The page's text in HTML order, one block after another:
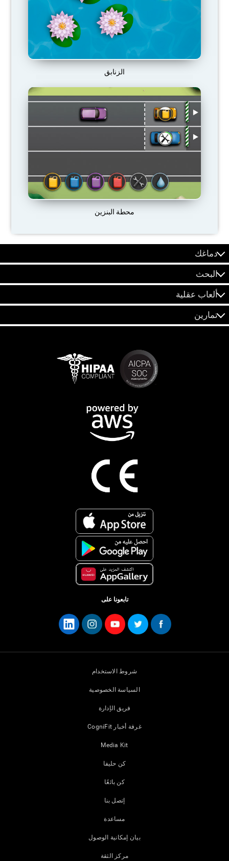
الزنابق
محطة البنزين
دماغك
البحث
ألعاب عقلية
تمارين
تابعونا على
شروط الاستخدام
السياسة الخصوصية
فريق الإدارة
غرفة أخبار CogniFit
Media Kit
كن حليفا
كن بائعًا
إتصل بنا
مساعدة
بيان إمكانية الوصول
مركز الثقة